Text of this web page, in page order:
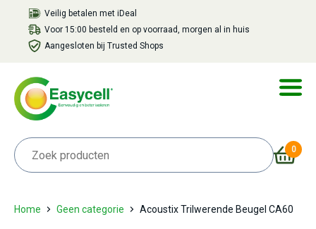
Veilig betalen met iDeal
Voor 15:00 besteld en op voorraad, morgen al in huis
Aangesloten bij Trusted Shops
0
Home Geen categorie Acoustix Trilwerende Beugel CA60